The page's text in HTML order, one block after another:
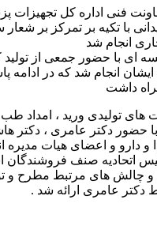
فنی اداره کل تجهیزات
با تکیه بر تمرکز بر
ای با حضور جمعی از تولید
انجام شد که در ادامه
داشت
های تولیدی ورید ، امداد
حضور دکتر عامری ، دکتر
دارو و اعضای هیات مدیره
اتحادیه صنف فروشندگان
و چالش های مرتبط مطرح و
عامری ارائه شد .